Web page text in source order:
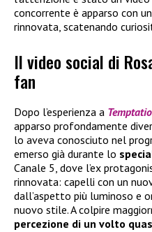
concorrente è apparso con
rinnovata, scatenando
Il video social di
fan
Dopo l’esperienza a
apparso profondamente
lo aveva conosciuto nel
emerso già durante lo
Canale 5, dove l’ex
rinnovata: capelli con un
dall’aspetto più luminoso e
nuovo stile. A colpire
percezione di un volto